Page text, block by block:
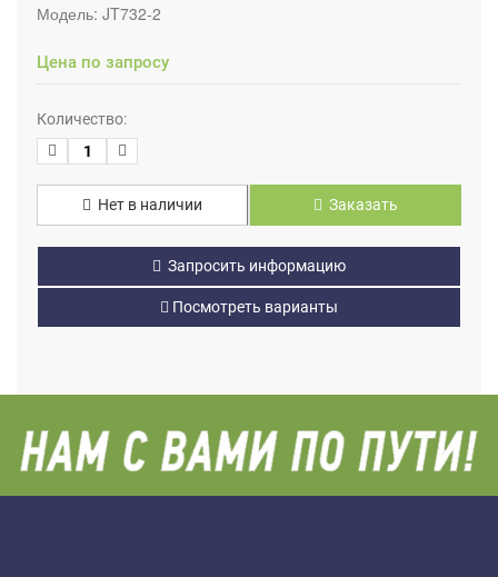
Модель: JT732-2
Цена по запросу
Количество:
Нет в наличии Заказать
Запросить информацию
Посмотреть варианты